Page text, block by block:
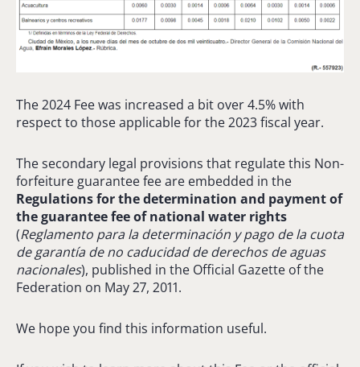
The 2024 Fee was increased a bit over 4.5% with
respect to those applicable for the 2023 fiscal year.
The secondary legal provisions that regulate this Non-
forfeiture guarantee fee are embedded in the
Regulations for the determination and payment of
the guarantee fee of national water rights
(Reglamento para la determinación y pago de la cuota
de garantía de no caducidad de derechos de aguas
nacionales), published in the Official Gazette of the
Federation on May 27, 2011.
We hope you find this information useful.